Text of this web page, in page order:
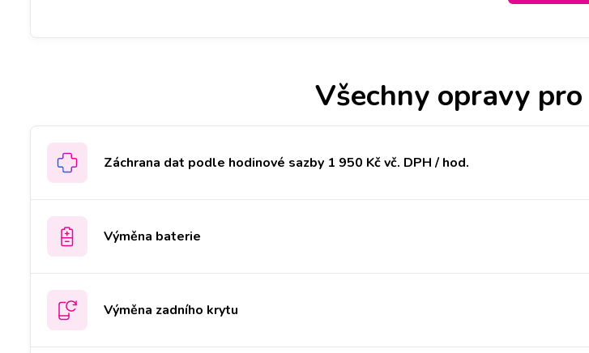
Všechny opravy pro
Záchrana dat podle hodinové sazby 1 950 Kč vč. DPH / hod.
Výměna baterie
Výměna zadního krytu